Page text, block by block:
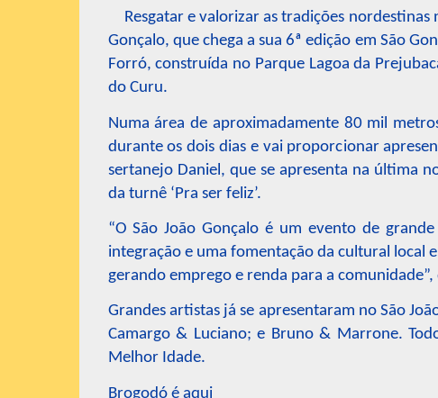
Resgatar e valorizar as tradições
Gonçalo, que chega a sua 6ª edição em São
Forró, construída no Parque Lagoa da
do Curu.
Numa área de aproximadamente 80 mil
durante os dois dias e vai proporcionar
sertanejo Daniel, que se apresenta na última
da turnê ‘Pra ser feliz’.
“O São João Gonçalo é um evento de
integração e uma fomentação da cultural local
gerando emprego e renda para a
Grandes artistas já se apresentaram no São
Camargo & Luciano; e Bruno & Marrone.
Melhor Idade.
Brogodó é aqui